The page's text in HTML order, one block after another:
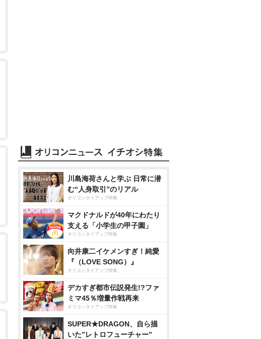
川島海荷さんと学ぶ 日常に潜
む“人身取引”のリアル
オリコンタイアップ特集
マクドナルドが40年にわたり
支える「小学生の甲子園」
オリコンタイアップ特集
向井康二イケメンすぎ！純愛
『（LOVE SONG）』
オリコンタイアップ特集
デカすぎ都市伝説発生!?ファ
ミマ45％増量作戦再来
オリコンタイアップ特集
SUPER★DRAGON、自ら描
いた”レトロフューチャー”